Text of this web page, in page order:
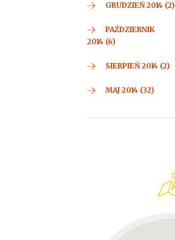
GRUDZIEŃ 2014 (2)
PAŹDZIERNIK
2014 (6)
SIERPIEŃ 2014 (2)
MAJ 2014 (32)